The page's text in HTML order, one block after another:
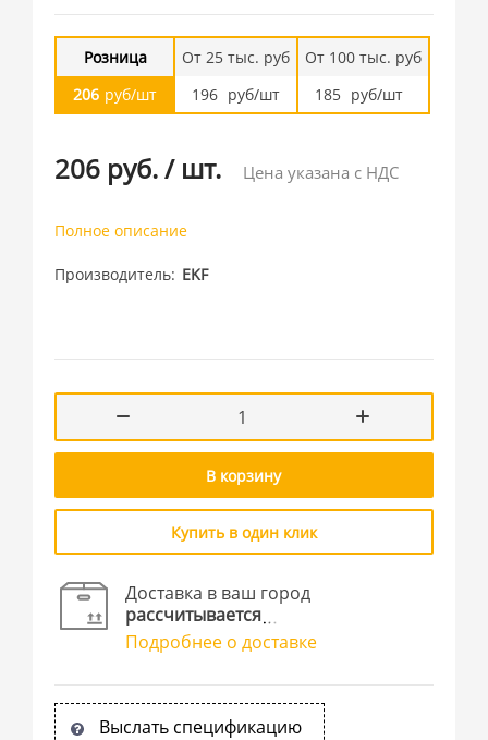
Розница
206 руб/шт
От 25 тыс. руб
196 руб/шт
От 100 тыс. руб
185 руб/шт
206 руб./ шт. Цена указана с НДС
Полное описание
Производитель EKF
В корзину
Купить в один клик
Доставка в ваш город
рассчитывается
Подробнее о доставке
Выслать спецификацию